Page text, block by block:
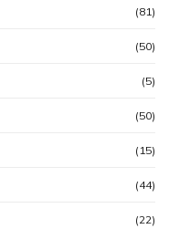
(81)
(50)
(5)
(50)
(15)
(44)
(22)